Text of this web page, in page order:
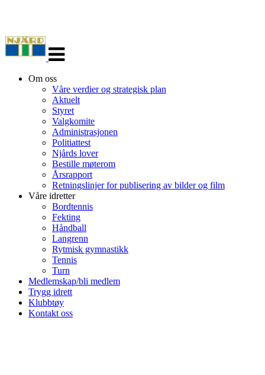
navigasjon
Om oss
Våre verdier og strategisk plan
Aktuelt
Styret
Valgkomite
Administrasjonen
Politiattest
Njårds lover
Bestille møterom
Årsrapport
Retningslinjer for publisering av bilder og film
Våre idretter
Bordtennis
Fekting
Håndball
Langrenn
Rytmisk gymnastikk
Tennis
Turn
Medlemskap/bli medlem
Trygg idrett
Klubbtøy
Kontakt oss